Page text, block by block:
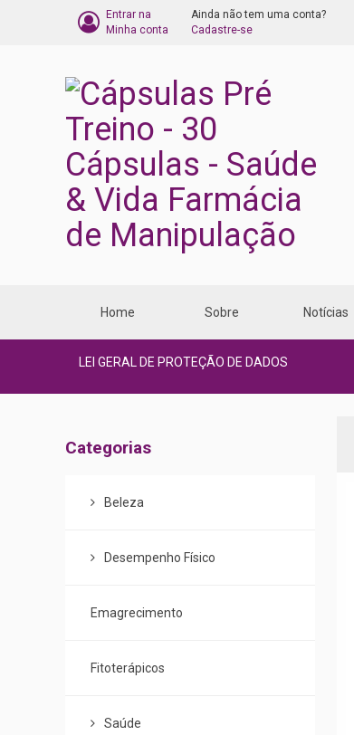
Entrar na
Minha conta
Ainda não tem uma conta?
Cadastre-se
Home Sobre Notícias
LEI GERAL DE PROTEÇÃO DE DADOS
Categorias
Menu
Categorias
Beleza
Desempenho Físico
Emagrecimento
Fitoterápicos
Saúde